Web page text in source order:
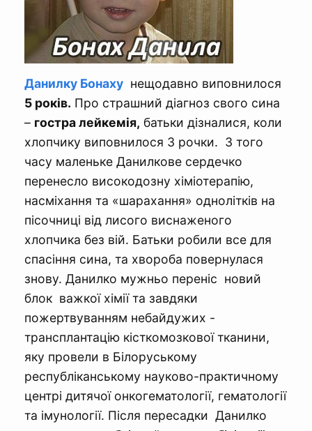
Данилку Бонаху нещодавно виповнилося
5 років. Про страшний діагноз свого сина
– гостра лейкемія, батьки дізналися, коли
хлопчику виповнилося 3 рочки. З того
часу маленьке Данилкове сердечко
перенесло високодозну хіміотерапію,
насміхання та «шарахання» однолітків на
пісочниці від лисого виснаженого
хлопчика без вій. Батьки робили все для
спасіння сина, та хвороба повернулася
знову. Данилко мужньо переніс новий
блок важкої хімії та завдяки
пожертвуванням небайдужих -
трансплантацію кісткомозкової тканини,
яку провели в Білоруському
республіканському науково-практичному
центрі дитячої онкогематології, гематології
та імунології. Після пересадки Данилко